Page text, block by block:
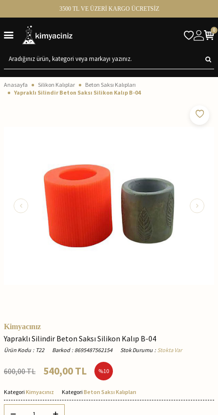
3500 TL VE ÜZERİ KARGO ÜCRETSİZ
0
Anasayfa Silikon Kalıplar
Beton Saksı Kalıpları
Yapraklı Silindir Beton Saksı Silikon Kalıp B-04
Kimyacınız
Yapraklı Silindir Beton Saksı Silikon Kalıp B-04
Ürün Kodu : T22 Barkod : 8695487562154 Stok Durumu : Stokta Var
600,00TL 540,00TL %10
Kategori Kimyacınız Kategori Beton Saksı Kalıpları